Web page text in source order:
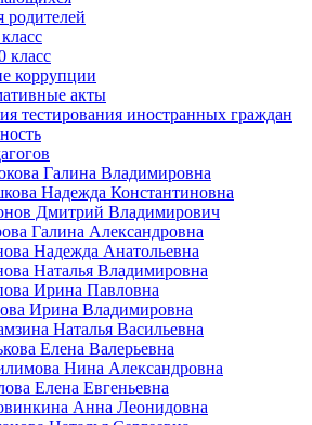
класс
коррупции
акты
тестирования иностранных граждан
Галина Владимировна
Надежда Константиновна
Дмитрий Владимирович
Галина Александровна
Надежда Анатольевна
Наталья Владимировна
Ирина Павловна
Ирина Владимировна
Наталья Васильевна
Елена Валерьевна
Нина Александровна
Елена Евгеньевна
Анна Леонидовна